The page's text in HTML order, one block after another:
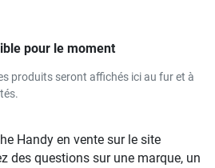
pour le moment
produits seront affichés ici au fur et à
Handy en vente sur le site
des questions sur une marque, un